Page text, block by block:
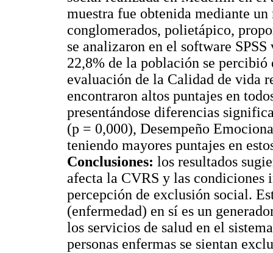
muestra fue obtenida mediante
conglomerados, polietápico,
se analizaron en el software
22,8% de la población se
evaluación de la Calidad de vida
encontraron altos puntajes en
presentándose diferencias
(p = 0,000), Desempeño
teniendo mayores puntajes en
Conclusiones: los resultados
afecta la CVRS y las condiciones
percepción de exclusión social.
(enfermedad) en sí es un
los servicios de salud en el
personas enfermas se sientan